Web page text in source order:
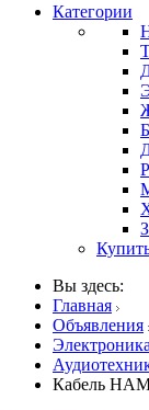
Категории
Вы здесь:
Главная
Объявления
Электроника
Кабель